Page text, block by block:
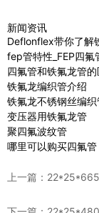
新闻资讯
Deflonflex带你了解
fep管特性_FEP四氟
四氟管和铁氟龙管的
铁氟龙编织管介绍
铁氟龙不锈钢丝编
变压器用铁氟龙管
聚四氟波纹管
哪里可以购买四氟管
上一篇： 22*25*665